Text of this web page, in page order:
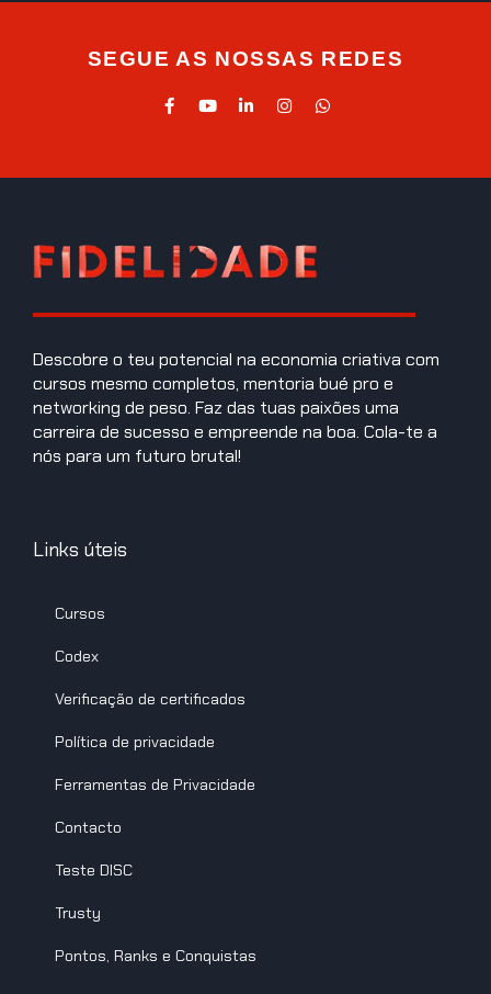
SEGUE AS NOSSAS REDES
Descobre o teu potencial na economia criativa com
cursos mesmo completos, mentoria bué pro e
networking de peso. Faz das tuas paixões uma
carreira de sucesso e empreende na boa. Cola-te a
nós para um futuro brutal!
Links úteis
Cursos
Codex
Verificação de certificados
Política de privacidade
Ferramentas de Privacidade
Contacto
Teste DISC
Trusty
Pontos, Ranks e Conquistas